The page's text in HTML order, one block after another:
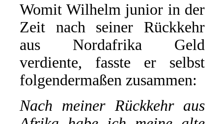
Womit Wilhelm junior in der
Zeit nach seiner Rückkehr
aus Nordafrika Geld
verdiente, fasste er selbst
folgendermaßen zusammen:
Nach meiner Rückkehr aus